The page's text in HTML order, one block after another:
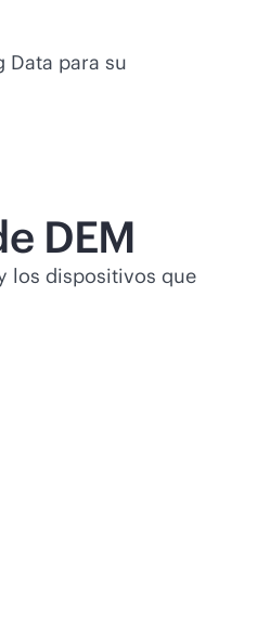
Data para su
DEM
los dispositivos que